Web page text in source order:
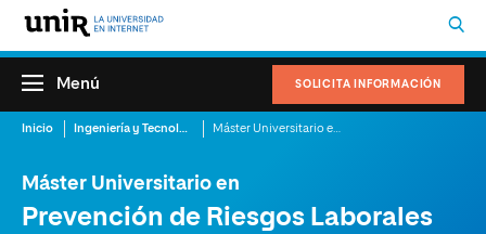
SOLICITA INFORMACIÓN
Menú
Inicio Ingeniería y Tecnología
Máster Universitario en
Prevención de Riesgos Laborales